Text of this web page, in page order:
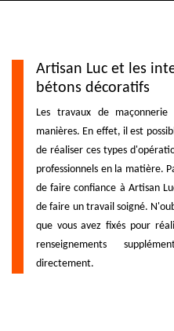
Artisan Luc et les
bétons décoratifs
Les travaux de
manières. En effet, il est
de réaliser ces types
professionnels en la matière.
de faire confiance à Artisan
de faire un travail soigné.
que vous avez fixés pour
renseignements
directement.